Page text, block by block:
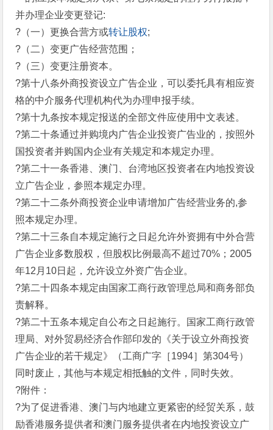
并办理企业变更登记:
?（一）更换合营方或转让股权;
?（二）变更广告经营范围；
?（三）变更注册资本。
?第十八条外商投资设立广告企业，可以委托具有相应资
格的中介服务代理机构代为办理申报手续。
?第十九条按本规定报送的全部文件应使用中文表述。
?第二十条通过并购境内广告企业投资广告业的，按照外
国投资者并购国内企业有关规定和本规定办理。
?第二十一条香港、澳门、台湾地区投资者在内地投资设
立广告企业，参照本规定办理。
?第二十二条外商投资企业申请增加广告经营业务的,参
照本规定办理。
?第二十三条自本规定施行之日起允许外资拥有中外合营
广告企业多数股权，但股权比例最高不超过70%；2005
年12月10日起，允许设立外资广告企业。
?第二十四条本规定由国家工商行政管理总局和商务部负
责解释。
?第二十五条本规定自公布之日起施行。国家工商行政管
理局、对外贸易经济合作部印发的《关于设立外商投资
广告企业的若干规定》（工商广字［1994］第304号）
同时废止，其他与本规定相抵触的文件，同时失效。
?附件：
?为了促进香港、澳门与内地建立更紧密的经贸关系，鼓
励香港服务提供者和澳门服务提供者在内地投资设立广